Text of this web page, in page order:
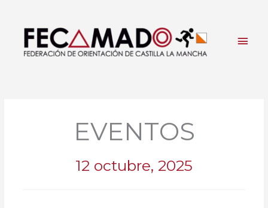
contenido
EVENTOS
12 octubre, 2025